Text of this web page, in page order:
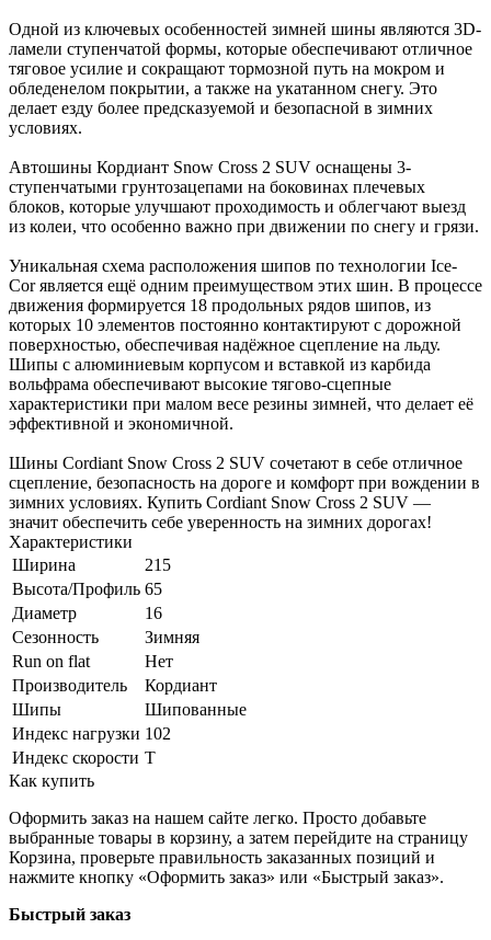
Одной из ключевых особенностей зимней шины являются 3D-
ламели ступенчатой формы, которые обеспечивают отличное
тяговое усилие и сокращают тормозной путь на мокром и
обледенелом покрытии, а также на укатанном снегу. Это
делает езду более предсказуемой и безопасной в зимних
условиях.
Автошины Кордиант Snow Cross 2 SUV оснащены 3-
ступенчатыми грунтозацепами на боковинах плечевых
блоков, которые улучшают проходимость и облегчают выезд
из колеи, что особенно важно при движении по снегу и грязи.
Уникальная схема расположения шипов по технологии Ice-
Cor является ещё одним преимуществом этих шин. В процессе
движения формируется 18 продольных рядов шипов, из
которых 10 элементов постоянно контактируют с дорожной
поверхностью, обеспечивая надёжное сцепление на льду.
Шипы с алюминиевым корпусом и вставкой из карбида
вольфрама обеспечивают высокие тягово-сцепные
характеристики при малом весе резины зимней, что делает её
эффективной и экономичной.
Шины Cordiant Snow Cross 2 SUV сочетают в себе отличное
сцепление, безопасность на дороге и комфорт при вождении в
зимних условиях. Купить Cordiant Snow Cross 2 SUV —
значит обеспечить себе уверенность на зимних дорогах!
Характеристики
Ширина
215
Высота/Профиль 65
Диаметр
16
Сезонность
Зимняя
Run on flat
Нет
Производитель
Кордиант
Шипы
Шипованные
Индекс нагрузки 102
Индекс скорости T
Как купить
Оформить заказ на нашем сайте легко. Просто добавьте
выбранные товары в корзину, а затем перейдите на страницу
Корзина, проверьте правильность заказанных позиций и
нажмите кнопку «Оформить заказ» или «Быстрый заказ».
Быстрый заказ